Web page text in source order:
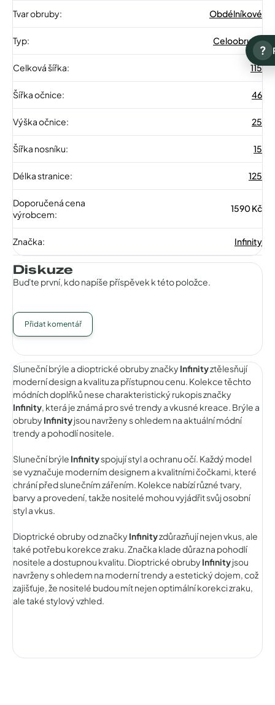
Tvar obruby: Obdélníkové
Typ: Celoobruba
Celková šířka: 115
Šířka očnice: 46
Výška očnice: 25
Šířka nosníku: 15
Délka stranice: 125
Doporučená cena
výrobcem:
1590 Kč
Značka: Infinity
Diskuze
Buďte první, kdo napíše příspěvek k této položce.
Přidat komentář
Sluneční brýle a dioptrické obruby značkyInfinityztělesňují
moderní design a kvalitu za přístupnou cenu. Kolekce těchto
módních doplňků nese charakteristický rukopis značky
Infinity, která je známá pro své trendy a vkusné kreace. Brýle a
obrubyInfinityjsou navrženy s ohledem na aktuální módní
trendy a pohodlí nositele.
Sluneční brýle Infinityspojují styl a ochranu očí. Každý model
se vyznačuje moderním designem a kvalitními čočkami, které
chrání před slunečním zářením. Kolekce nabízí různé tvary,
barvy a provedení, takže nositelé mohou vyjádřit svůj osobní
styl a vkus.
Dioptrické obruby od značkyInfinityzdůrazňují nejen vkus, ale
také potřebu korekce zraku. Značka klade důraz na pohodlí
nositele a dostupnou kvalitu. Dioptrické obrubyInfinityjsou
navrženy s ohledem na moderní trendy a estetický dojem, což
zajišťuje, že nositelé budou mít nejen optimální korekci zraku,
ale také stylový vzhled.
?